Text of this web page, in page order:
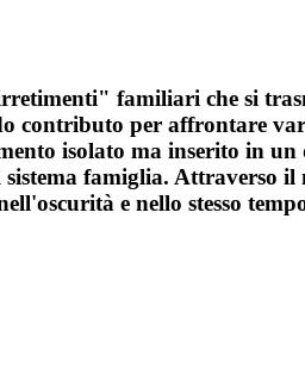
familiari che si
contributo per affrontare
isolato ma inserito in un
famiglia. Attraverso il
e nello stesso